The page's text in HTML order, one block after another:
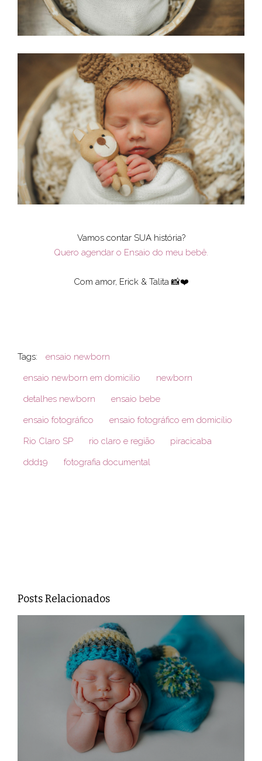
Vamos contar SUA história?
Quero agendar o Ensaio do meu bebê.
Com amor, Erick & Talita 📸❤️
Tags:
ensaio newborn
ensaio newborn em domicilio
newborn
detalhes newborn
ensaio bebe
ensaio fotográfico
ensaio fotográfico em domicílio
Rio Claro SP
rio claro e região
piracicaba
ddd19
fotografia documental
Posts Relacionados